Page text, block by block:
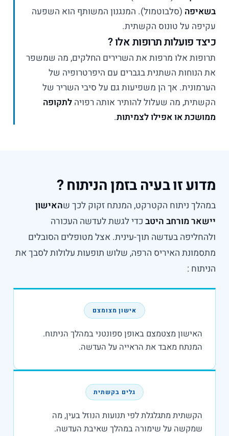
בשאיפה (סלבוטמול). המנגנון המשותף הוא השפעה
עקיפה על טונוס הקשתית.
כיצד פועלות תרופות אלו ?
תרופות אלו מרפות את השרירים החלקים, מה שמשפר
את הנוחות השתנית בגברים עם היפרטרופיה של
הערמונית. אך הן משפיעות גם על סיבי השריר של
הקשתית, מה שעלול להותיר אותה רפויה לתקופה
ממושכת או אפילו לצמיתות.
מדוע זו בעיה בזמן הניתוח ?
במהלך ניתוח הקטרקט, המנתח זקוק לכך שהאישון
יישאר מורחב היטבכדי לגשת לעדשה העכורה
ולהחליפה בעדשה תוך-עינית. אצל מטופלים הסובלים
מתסמונת האיריס הרפה, שלוש תופעות עלולות לסבך את
הניתוח :
אישון מצומצם
האישון מצטמצם באופן ספונטני במהלך הניתוח.
המנתח מאבד את הראייה על העדשה.
גלים בקשתית
הקשתית מתגלגלת לפי תנועות הנוזל בעין, מה
שמקשה על שימורה במהלך שאיבת העדשה.